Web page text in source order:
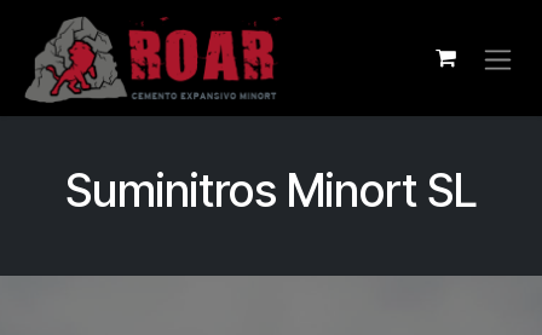
Ir al contenido
Suminitros Minort SL